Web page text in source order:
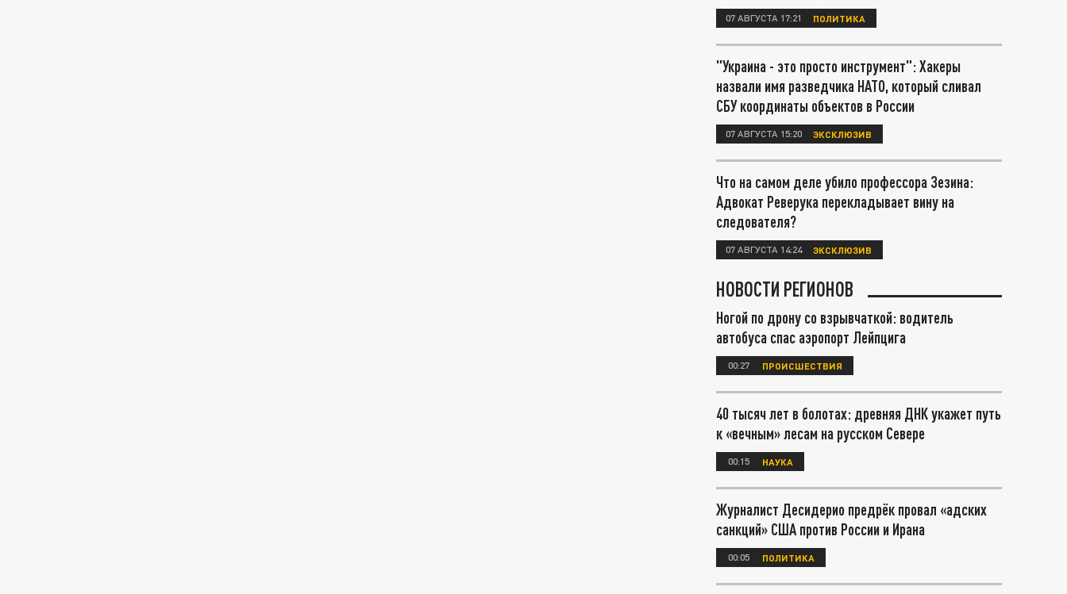
07 АВГУСТА 17:21 ПОЛИТИКА
"Украина - это просто инструмент": Хакеры
назвали имя разведчика НАТО, который сливал
СБУ координаты объектов в России
07 АВГУСТА 15:20 ЭКСКЛЮЗИВ
Что на самом деле убило профессора Зезина:
Адвокат Реверука перекладывает вину на
следователя?
07 АВГУСТА 14:24 ЭКСКЛЮЗИВ
НОВОСТИ РЕГИОНОВ
Ногой по дрону со взрывчаткой: водитель
автобуса спас аэропорт Лейпцига
00:27 ПРОИСШЕСТВИЯ
40 тысяч лет в болотах: древняя ДНК укажет путь
к «вечным» лесам на русском Севере
00:15 НАУКА
Журналист Десидерио предрёк провал «адских
санкций» США против России и Ирана
00:05 ПОЛИТИКА